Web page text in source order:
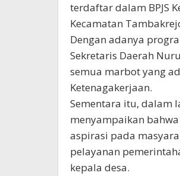
terdaftar dalam BPJS
Kecamatan
Dengan adanya
Sekretaris Daerah
semua marbot yang
Ketenagakerjaan.
Sementara itu, dalam
menyampaikan
aspirasi pada
pelayanan
kepala desa.